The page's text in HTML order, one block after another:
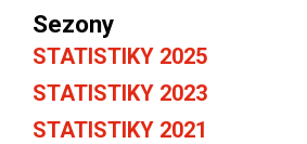
Sezony
STATISTIKY 2025
STATISTIKY 2023
STATISTIKY 2021